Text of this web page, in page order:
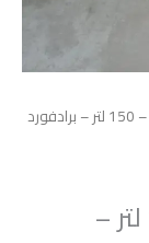
/ غلاية مركزية ماء ساخن – 150 لتر – برادفورد
غلاية مركزية ماء ساخن – 150 لتر –